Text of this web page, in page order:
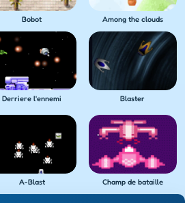
Bobot Among the clouds
Derriere l'ennemi Blaster
A-Blast Champ de bataille